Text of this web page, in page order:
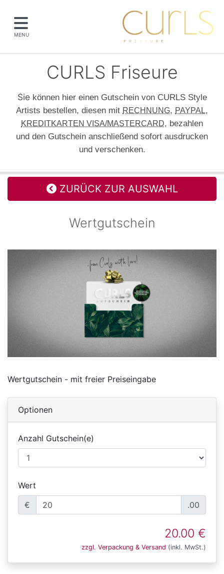
MENU
CURLS Friseure
Siekönnen hier einen Gutschein von CURLS Style
Artists bestellen, diesen mit RECHNUNG, PAYPAL,
KREDITKARTEN VISA/MASTERCARD, bezahlen
und den Gutschein anschließend sofort ausdrucken
und verschenken.
ZURÜCK ZUR AUSWAHL
Wertgutschein
Wertgutschein - mit freier Preiseingabe
Optionen
Anzahl Gutschein(e)
Wert
€
.00
20.00 €
zzgl. Verpackung & Versand (inkl. MwSt.)